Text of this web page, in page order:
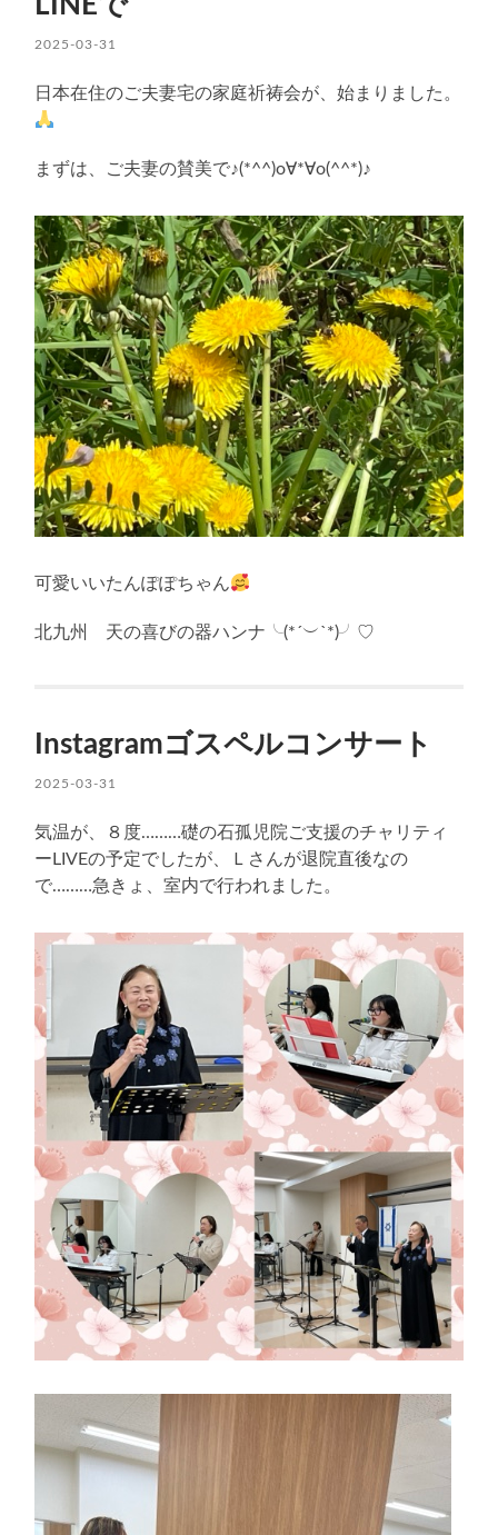
2025-03-31
日本在住のご夫妻宅の家庭祈祷会が、始まりました。
まずは、ご夫妻の賛美で♪(*^^)o∀*∀o(^^*)♪
可愛いいたんぽぽちゃん
北九州 天の喜びの器ハンナ╰(*´︶`*)╯♡
Instagramゴスペルコンサート
2025-03-31
気温が、８度………礎の石孤児院ご支援のチャリティ
ーLIVEの予定でしたが、Ｌさんが退院直後なの
で………急きょ、室内で行われました。